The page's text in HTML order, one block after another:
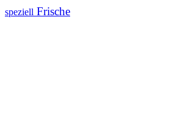
speziell Frische